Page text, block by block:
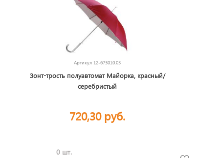
Артикул 12-673010.03
Зонт-трость полуавтомат Майорка, красный/
серебристый
720,30 руб.
0 шт.